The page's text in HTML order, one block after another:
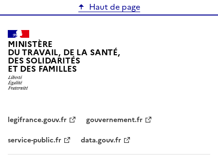
Haut de page
MINISTÈRE
DU TRAVAIL, DE LA SANTÉ,
DES SOLIDARITÉS
ET DES FAMILLES
legifrance.gouv.fr
gouvernement.fr
service-public.fr
data.gouv.fr